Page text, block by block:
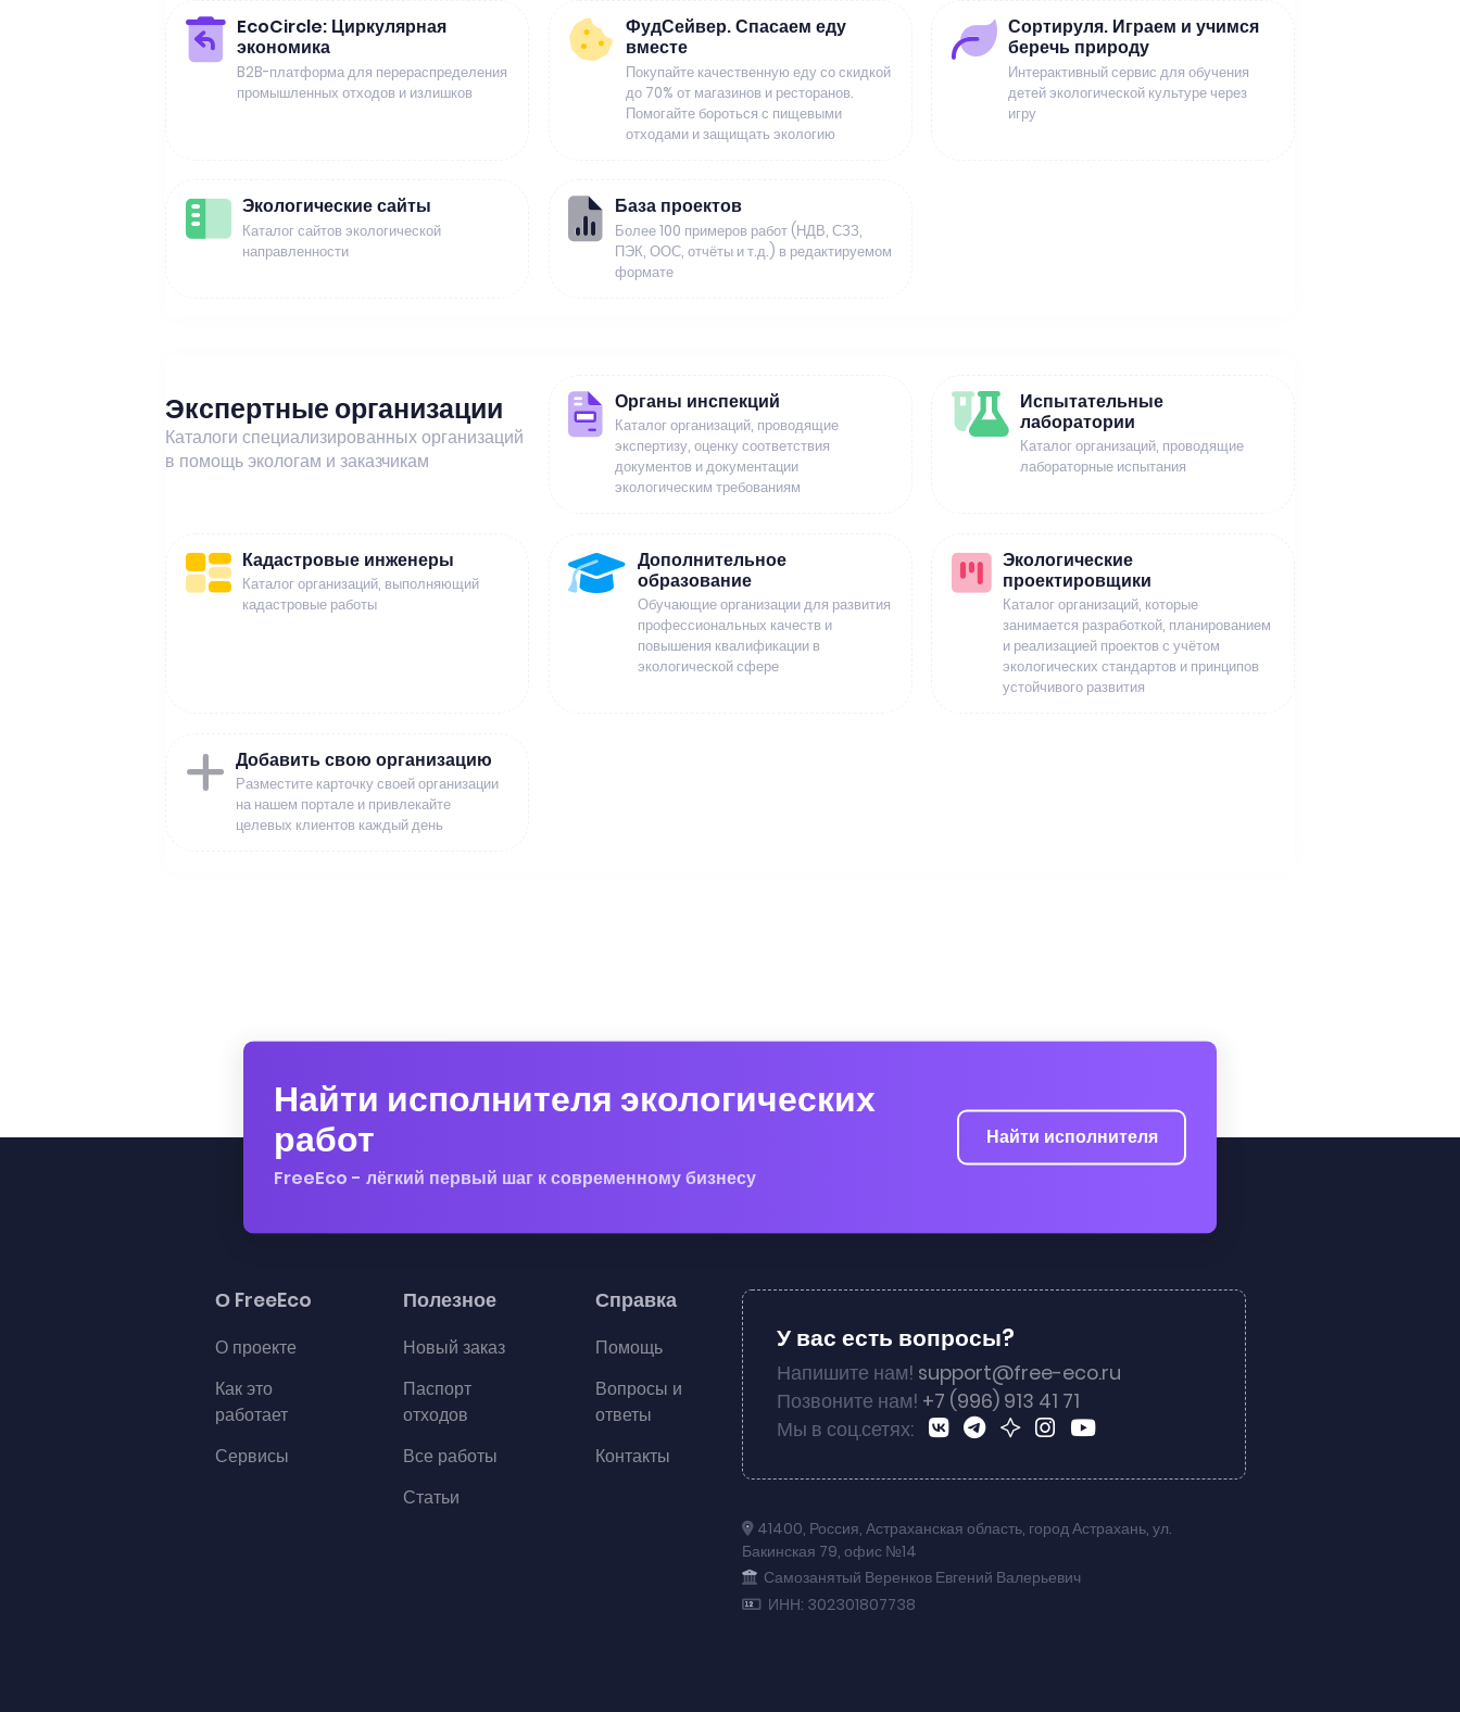
EcoCircle: Циркулярная
экономика
B2B-платформа для перераспределения
промышленных отходов и излишков
ФудСейвер. Спасаем еду
вместе
Покупайте качественную еду со скидкой
до 70% от магазинов и ресторанов.
Помогайте бороться с пищевыми
отходами и защищать экологию
Сортируля. Играем и учимся
беречь природу
Интерактивный сервис для обучения
детей экологической культуре через
игру
Экологические сайты
Каталог сайтов экологической
направленности
База проектов
Более 100 примеров работ (НДВ, СЗЗ,
ПЭК, ООС, отчёты и т.д.) в редактируемом
формате
Экспертные организации
Каталоги специализированных организаций
в помощь экологам и заказчикам
Органы инспекций
Каталог организаций, проводящие
экспертизу, оценку соответствия
документов и документации
экологическим требованиям
Испытательные
лаборатории
Каталог организаций, проводящие
лабораторные испытания
Кадастровые инженеры
Каталог организаций, выполняющий
кадастровые работы
Дополнительное
образование
Обучающие организации для развития
профессиональных качеств и
повышения квалификации в
экологической сфере
Экологические
проектировщики
Каталог организаций, которые
занимается разработкой, планированием
и реализацией проектов с учётом
экологических стандартов и принципов
устойчивого развития
Добавить свою организацию
Разместите карточку своей организации
на нашем портале и привлекайте
целевых клиентов каждый день
Найти исполнителя экологических
работ
FreeEco - лёгкий первый шаг к современному бизнесу
Найти исполнителя
О FreeEco
О проекте
Как это
работает
Сервисы
Полезное
Новый заказ
Паспорт
отходов
Все работы
Статьи
Справка
Помощь
Вопросы и
ответы
Контакты
У вас есть вопросы?
Напишите нам! support@free-eco.ru
Позвоните нам! +7 (996) 913 41 71
Мы в соц.сетях:
41400, Россия, Астраханская область, город Астрахань, ул.
Бакинская 79, офис №14
Самозанятый Веренков Евгений Валерьевич
ИНН: 302301807738